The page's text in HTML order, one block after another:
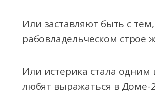
Или заставляют быть с
рабовладельческом строе
Или истерика стала одним
любят выражаться в Доме-